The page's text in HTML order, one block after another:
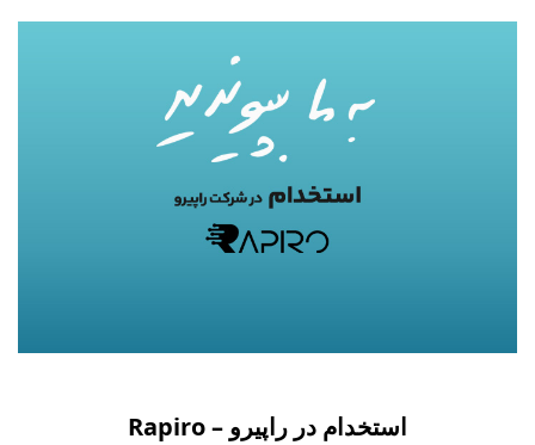
استخدام در راپیرو – Rapiro